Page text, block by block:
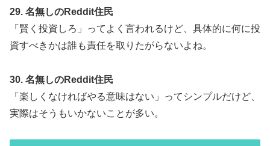
29. 名無しのReddit住民
「賢く投資しろ」ってよく言われるけど、具体的に何に投
資すべきかは誰も責任を取りたがらないよね。
30. 名無しのReddit住民
「楽しくなければやる意味はない」ってシンプルだけど、
実際はそうもいかないことが多い。